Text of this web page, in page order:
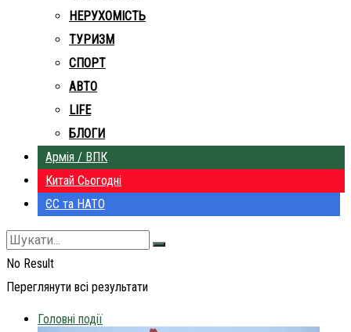
НЕРУХОМІСТЬ
ТУРИЗМ
СПОРТ
АВТО
LIFE
БЛОГИ
Армія / ВПК
Китай Сьогодні
ЄС та НАТО
No Result
Переглянути всі результати
Головні події